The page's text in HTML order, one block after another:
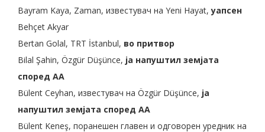
Bayram Kaya, Zaman, известувач на Yeni Hayat,уапсен
Behçet Akyar
Bertan Golal, TRT İstanbul, во притвор
Bilal Şahin, Özgür Düşünce, ја напуштил земјата
според AA
Bülent Ceyhan, известувач на Özgür Düşünce, ја
напуштил земјата според AA
Bülent Keneş, поранешен главен и одговорен уредник на